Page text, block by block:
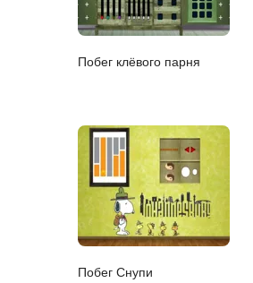
Побег клёвого парня
Побег Снупи